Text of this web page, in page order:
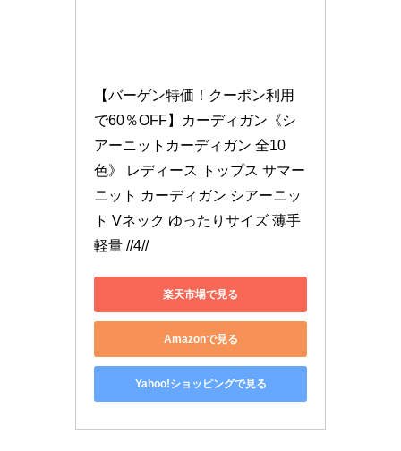
【バーゲン特価！クーポン利用
で60％OFF】カーディガン《シ
アーニットカーディガン 全10
色》 レディース トップス サマー
ニット カーディガン シアーニッ
ト Vネック ゆったりサイズ 薄手
軽量 //4//
楽天市場で見る
Amazonで見る
Yahoo!ショッピングで見る